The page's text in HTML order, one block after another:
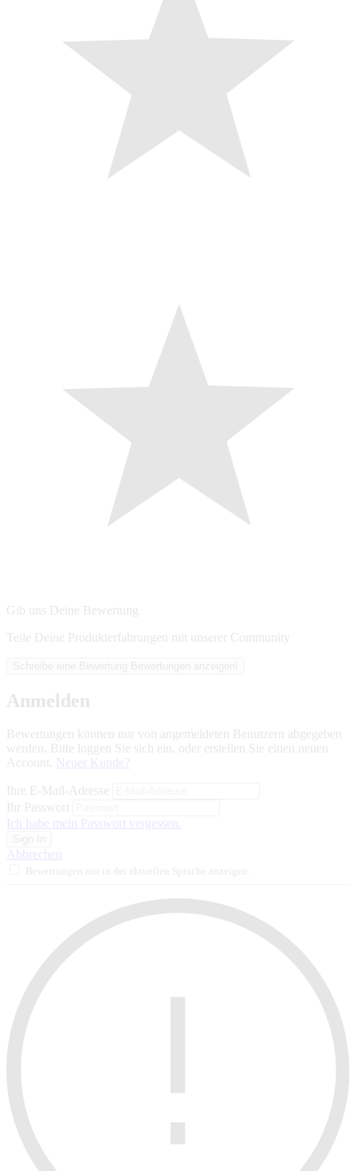
Gib uns Deine Bewertung
Teile Deine Produkterfahrungen mit unserer Community
Anmelden
Bewertungen können nur von angemeldeten Benutzern abgegeben
werden. Bitte loggen Sie sich ein, oder erstellen Sie einen neuen
Account.
Neuer Kunde?
Ihre E-Mail-Adresse
Ihr Passwort
Ich habe mein Passwort vergessen.
Abbrechen
Bewertungen nur in der aktuellen Sprache anzeigen.